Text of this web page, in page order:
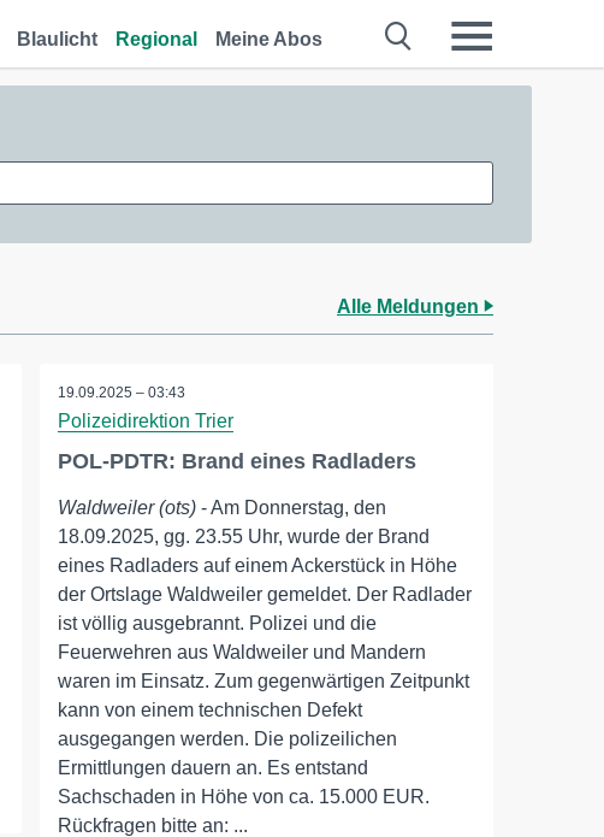
Blaulicht Regional Meine Abos
Alle Meldungen
19.09.2025 – 03:43
Polizeidirektion Trier
POL-PDTR: Brand eines Radladers
Waldweiler (ots) - Am Donnerstag, den
18.09.2025, gg. 23.55 Uhr, wurde der Brand
eines Radladers auf einem Ackerstück in Höhe
der Ortslage Waldweiler gemeldet. Der Radlader
ist völlig ausgebrannt. Polizei und die
Feuerwehren aus Waldweiler und Mandern
waren im Einsatz. Zum gegenwärtigen Zeitpunkt
kann von einem technischen Defekt
ausgegangen werden. Die polizeilichen
Ermittlungen dauern an. Es entstand
Sachschaden in Höhe von ca. 15.000 EUR.
Rückfragen bitte an: ...